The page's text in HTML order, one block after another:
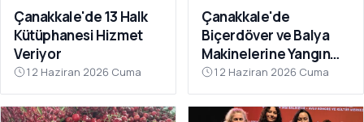
Çanakkale'de 13 Halk
Kütüphanesi Hizmet
Veriyor
12 Haziran 2026 Cuma
Çanakkale'de
Biçerdöver ve Balya
Makinelerine Yangın
Denetimi
12 Haziran 2026 Cuma